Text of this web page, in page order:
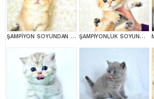
ŞAMPİYON SOYUNDAN NY11 GOLDEN BRİTİSH SHORTHAİR ŞAMPİYONLUK SOYUNDAN NY11 GOLDEN BRİTİSH SHORTHAİR